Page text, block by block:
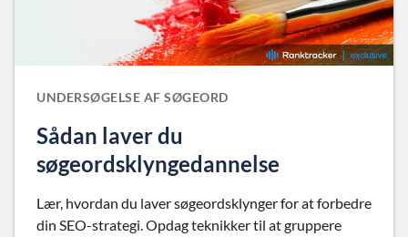
UNDERSØGELSE AF SØGEORD
Sådan laver du
søgeordsklyngedannelse
Lær, hvordan du laver søgeordsklynger for at forbedre
din SEO-strategi. Opdag teknikker til at gruppere